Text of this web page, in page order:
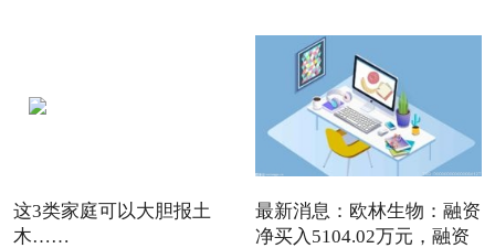
这3类家庭可以大胆报土
木……
最新消息：欧林生物：融资
净买入5104.02万元，融资